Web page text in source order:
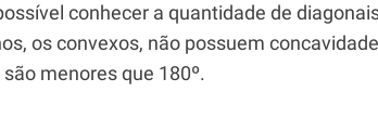
conhecer a quantidade de
os convexos, não possuem
menores que 180º.